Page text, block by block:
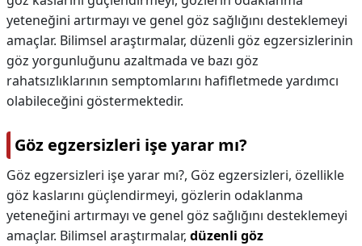
yeteneğini artırmayı ve genel göz sağlığını desteklemeyi
amaçlar. Bilimsel araştırmalar, düzenli göz egzersizlerinin
göz yorgunluğunu azaltmada ve bazı göz
rahatsızlıklarının semptomlarını hafifletmede yardımcı
olabileceğini göstermektedir.
Göz egzersizleri işe yarar mı?
Göz egzersizleri işe yarar mı?, Göz egzersizleri, özellikle
göz kaslarını güçlendirmeyi, gözlerin odaklanma
yeteneğini artırmayı ve genel göz sağlığını desteklemeyi
amaçlar. Bilimsel araştırmalar, düzenli göz